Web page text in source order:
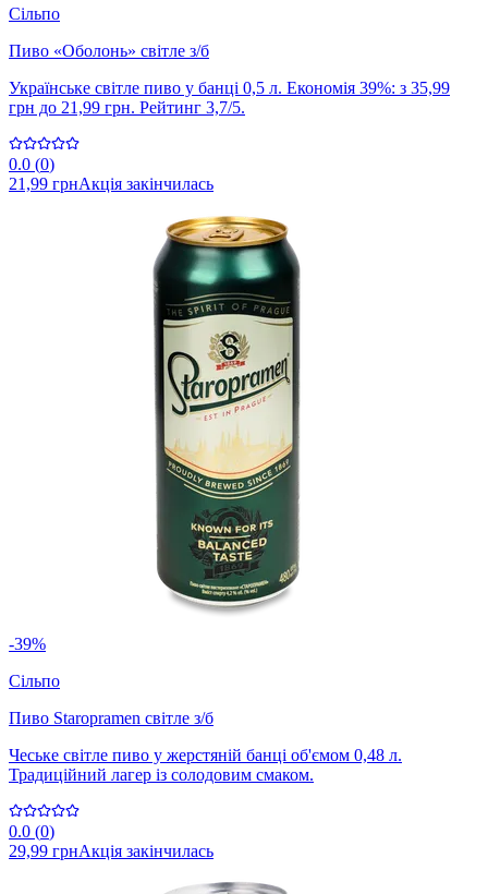
Сільпо
Пиво «Оболонь» світле з/б
Українське світле пиво у банці 0,5 л. Економія 39%: з 35,99
грн до 21,99 грн. Рейтинг 3,7/5.
0.0 (0)
21,99 грнАкція закінчилась
-39%
Сільпо
Пиво Staropramen світле з/б
Чеське світле пиво у жерстяній банці об'ємом 0,48 л.
Традиційний лагер із солодовим смаком.
0.0 (0)
29,99 грнАкція закінчилась